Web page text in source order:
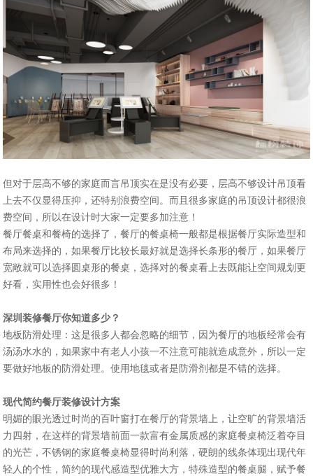
但对于层高不够的家庭而言吊顶实在是没有必要，层高不够设计吊顶看
上去不仅显得压抑，还特别浪费空间。而且很多家庭的吊顶设计都很浪
费空间，所以在设计时大家一定要多加注意！
餐厅餐桌和餐椅的选择了，餐厅的餐桌椅一般都是根据餐厅实际造型和
布局来选择的，如果餐厅比较长最好就是选择长条形的餐厅，如果餐厅
宽敞就可以选择圆桌形的餐桌，选择对的餐桌看上去既能让空间规划更
好看，实用性也会好很多！
深圳装修餐厅你知道多少？
地板防滑处理：这是很多人都会忽略的细节，因为餐厅的地板经常会有
汤汤水水的，如果家中有老人小孩一不注意可能就造成意外，所以一定
要做好地板的防滑处理。使用地毯或者是防滑剂都是不错的选择。
现代简约餐厅装修设计方案
明媚的眼光透过时尚的百叶窗打在餐厅的背景墙上，让空旷的背景墙活
力四射，在这样的背景墙前面一款富有金属质感的家庭餐桌椅泛着夺目
的光芒，不锈钢的家庭餐桌椅显得时尚利落，硬朗的线条体现出现代年
轻人的个性，简约的现代感造型优雅大方，特殊造型的餐桌腿，赋予餐